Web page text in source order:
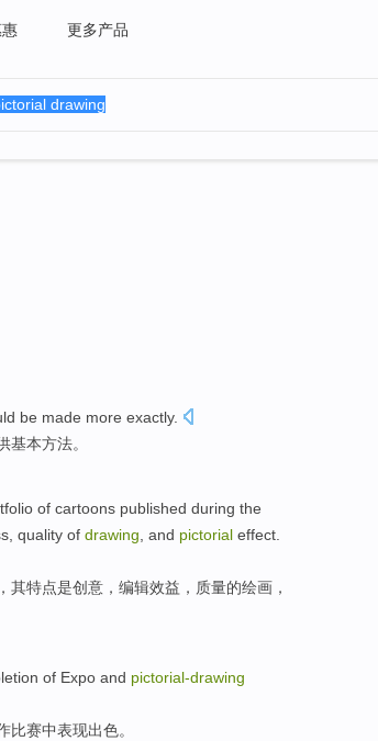
更多产品
be made more exactly.
基本方法。
of cartoons published during the
quality of drawing and pictorial effect
， 其特点是创意 ，编辑效益 ， 质量的绘画 ，
of Expo and pictorial-drawing
比赛中表现出色。